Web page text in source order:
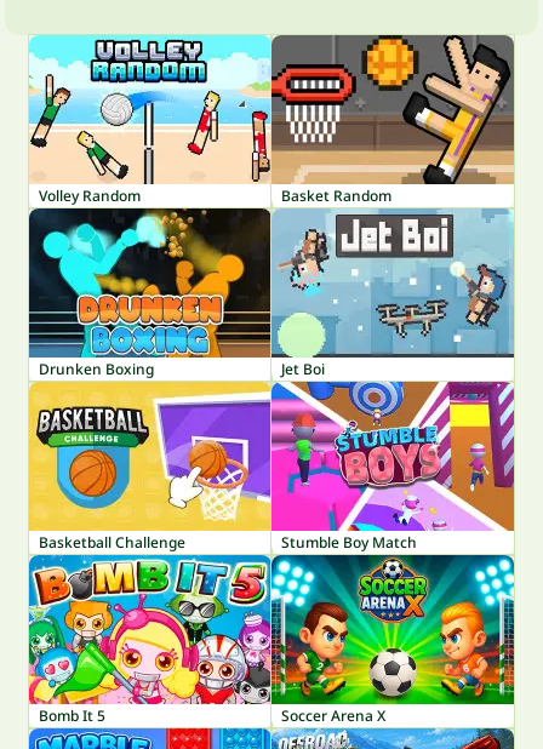
Volley Random Basket Random
Drunken Boxing Jet Boi
Basketball Challenge Stumble Boy Match
Bomb It 5 Soccer Arena X